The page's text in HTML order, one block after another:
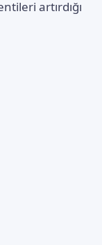
artırdığı